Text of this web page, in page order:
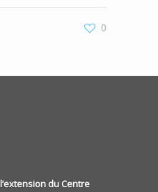
0
du Centre